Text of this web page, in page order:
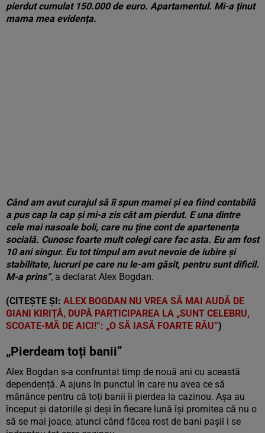
pierdut cumulat 150.000 de euro. Apartamentul. Mi-a ținut
mama mea evidența.
Când am avut curajul să îi spun mamei și ea fiind contabilă
a pus cap la cap și mi-a zis cât am pierdut. E una dintre
cele mai nasoale boli, care nu ține cont de apartenența
socială. Cunosc foarte mult colegi care fac asta. Eu am fost
10 ani singur. Eu tot timpul am avut nevoie de iubire și
stabilitate, lucruri pe care nu le-am găsit, pentru sunt dificil.
M-a prins”, a declarat Alex Bogdan.
(CITEȘTE ȘI: ALEX BOGDAN NU VREA SĂ MAI AUDĂ DE
GIANI KIRIȚĂ, DUPĂ PARTICIPAREA LA „SUNT CELEBRU,
SCOATE-MĂ DE AICI!”: „O SĂ IASĂ FOARTE RĂU”)
„Pierdeam toți banii”
Alex Bogdan s-a confruntat timp de nouă ani cu această
dependență. A ajuns în punctul în care nu avea ce să
mănânce pentru că toți banii îi pierdea la cazinou. Așa au
început și datoriile și deși în fiecare lună își promitea că nu o
să se mai joace, atunci când făcea rost de bani pașii i se